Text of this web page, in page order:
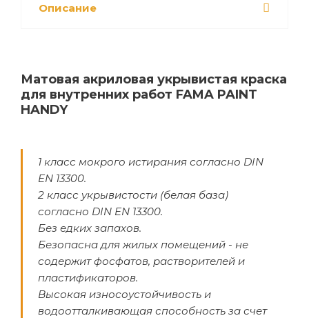
Описание
Матовая акриловая укрывистая краска
для внутренних работ FAMA PAINT
HANDY
1 класс мокрого истирания согласно DIN
EN 13300.
2 класс укрывистости (белая база)
согласно DIN EN 13300.
Без едких запахов.
Безопасна для жилых помещений - не
содержит фосфатов, растворителей и
пластификаторов.
Высокая износоустойчивость и
водоотталкивающая способность за счет